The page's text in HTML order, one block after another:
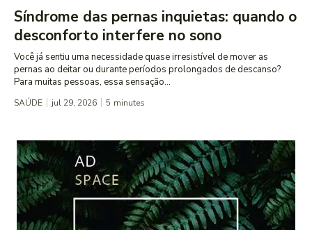
Síndrome das pernas inquietas: quando o
desconforto interfere no sono
Você já sentiu uma necessidade quase irresistível de mover as
pernas ao deitar ou durante períodos prolongados de descanso?
Para muitas pessoas, essa sensação...
SAÚDE jul 29, 2026 5 minutes